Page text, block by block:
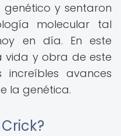
y sentaron
molecular tal
en día. En este
vida y obra de este
avances
la genética.